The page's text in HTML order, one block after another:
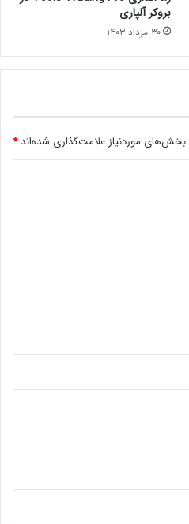
بروکر آلپاری
۳۰ مرداد ۱۴۰۳
بخش‌های موردنیاز علامت‌گذاری شده‌اند*